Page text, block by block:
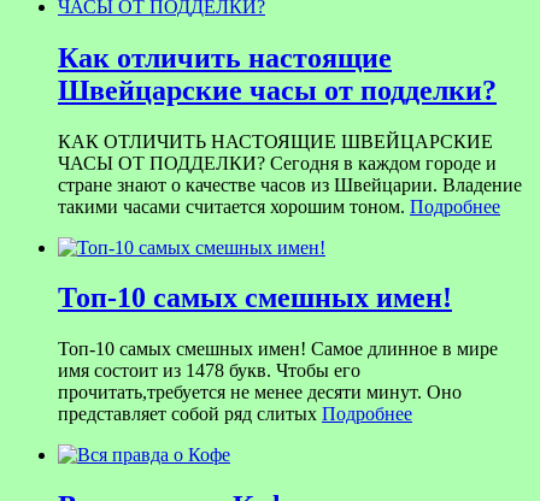
Как отличить настоящие
Швейцарские часы от подделки?
КАК ОТЛИЧИТЬ НАСТОЯЩИЕ ШВЕЙЦАРСКИЕ
ЧАСЫ ОТ ПОДДЕЛКИ? Сегодня в каждом городе и
стране знают о качестве часов из Швейцарии. Владение
такими часами считается хорошим тоном. Подробнее
Топ-10 самых смешных имен!
Топ-10 самых смешных имен! Самое длинное в мире
имя состоит из 1478 букв. Чтобы его
прочитать,требуется не менее десяти минут. Оно
представляет собой ряд слитых Подробнее